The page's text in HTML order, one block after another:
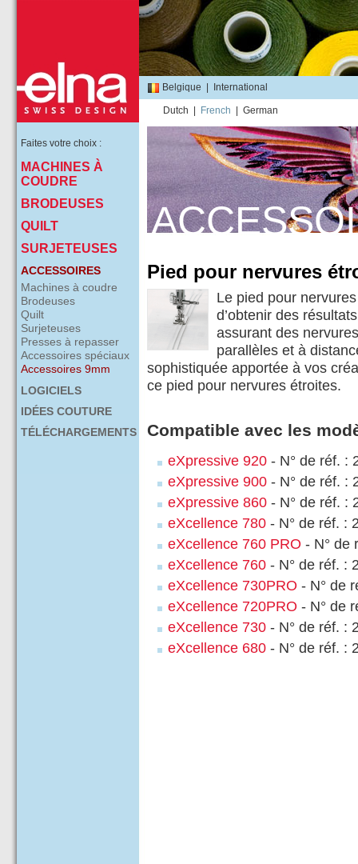
Belgique International
Dutch French German
Faites votre choix :
MACHINES À
COUDRE
BRODEUSES
QUILT
SURJETEUSES
ACCESSOIRES
Machines à coudre
Brodeuses
Quilt
Surjeteuses
Presses à repasser
Accessoires spéciaux
Accessoires 9mm
LOGICIELS
IDÉES COUTURE
TÉLÉCHARGEMENTS
Pied pour nervures
Le pied pour
d’obtenir des
assurant des
parallèles et à
sophistiquée apportée à vos
ce pied pour nervures étroites.
Compatible avec les
eXpressive 920 - N° de réf. :
eXpressive 900 - N° de réf. :
eXpressive 860 - N° de réf. :
eXcellence 780 - N° de réf. :
eXcellence 760 PRO - N° de
eXcellence 760 - N° de réf. :
eXcellence 730PRO - N° de
eXcellence 720PRO - N° de
eXcellence 730 - N° de réf. :
eXcellence 680 - N° de réf. :